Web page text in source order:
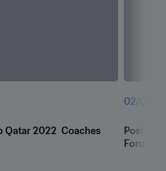
Qatar 2022  Coaches
02/07
Post
Forum